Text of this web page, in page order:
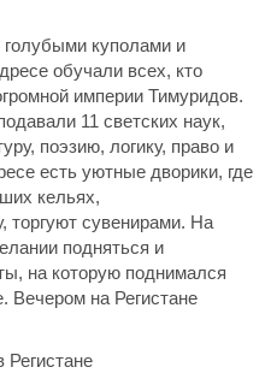
голубыми куполами и
обучали всех, кто
империи Тимуридов.
11 светских наук,
поэзию, логику, право и
есть уютные дворики, где
кельях,
торгуют сувенирами. На
подняться и
на которую поднимался
Вечером на Регистане